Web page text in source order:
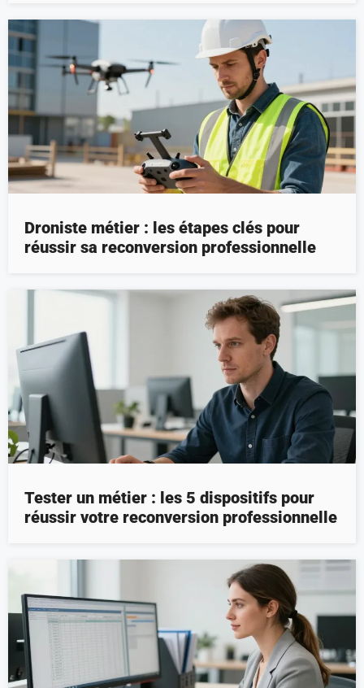
Droniste métier : les étapes clés pour
réussir sa reconversion professionnelle
Tester un métier : les 5 dispositifs pour
réussir votre reconversion professionnelle